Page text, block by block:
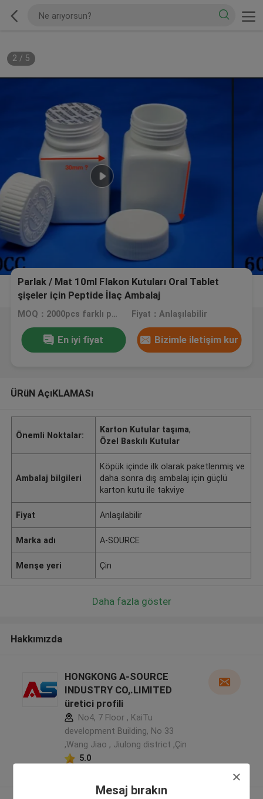
Mesaj bırakın
2/ 5
Parlak / Mat 10ml Flakon Kutuları Oral Tablet
şişeler için Peptide İlaç Ambalaj
MOQ：2000pcs farklı prouduct isimleri mix Fiyat：Anlaşılabilir
En iyi fiyat Bizimle iletişim kur
ÜRüN AçıKLAMASı
Önemli Noktalar:
Karton Kutular taşıma,
Özel Baskılı Kutular
Ambalaj bilgileri
Köpük içinde ilk olarak paketlenmiş ve
daha sonra dış ambalaj için güçlü
karton kutu ile takviye
Fiyat Anlaşılabilir
Marka adı A-SOURCE
Menşe yeri Çin
Daha fazla göster
Hakkımızda
HONGKONG A-SOURCE
INDUSTRY CO,.LIMITED
üretici profili
No4, 7 Floor , KaiTu
development Building, No 33
,Wang Jiao , Jiulong district ,Çin
5.0